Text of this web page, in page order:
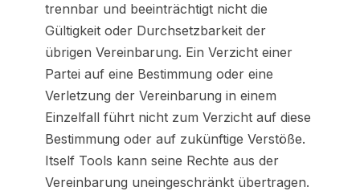
trennbar und beeinträchtigt nicht die
Gültigkeit oder Durchsetzbarkeit der
übrigen Vereinbarung. Ein Verzicht einer
Partei auf eine Bestimmung oder eine
Verletzung der Vereinbarung in einem
Einzelfall führt nicht zum Verzicht auf diese
Bestimmung oder auf zukünftige Verstöße.
Itself Tools kann seine Rechte aus der
Vereinbarung uneingeschränkt übertragen.